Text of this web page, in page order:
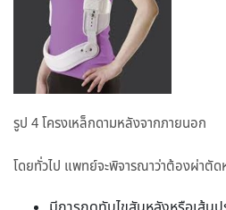
รูป 4 โครงเหล็กดามหลังจากภายนอก
โดยทั่วไป แพทย์จะพิจารณาว่าต้องผ่าตัด